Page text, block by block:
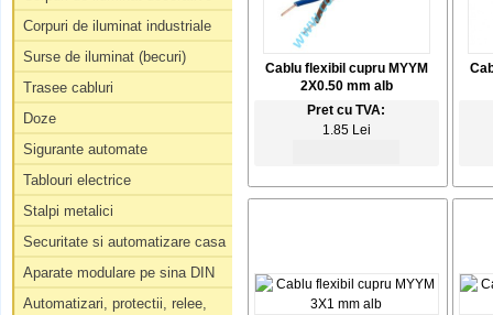
Corpuri de iluminat industriale
Surse de iluminat (becuri)
Trasee cabluri
Doze
Sigurante automate
Tablouri electrice
Stalpi metalici
Securitate si automatizare casa
Aparate modulare pe sina DIN
Automatizari, protectii, relee,
Cablu flexibil cupru MYYM
2X0.50 mm alb
Pret cu TVA:
1.85 Lei